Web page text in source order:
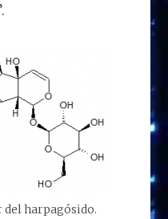
harpagósido.